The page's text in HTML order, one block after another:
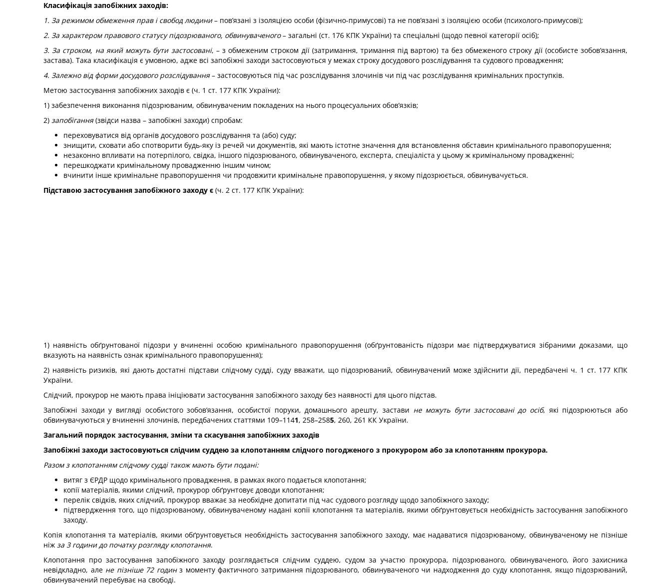
Класифікація запобіжних заходів:
1. За режимом обмеження прав і свобод людини– пов’язані з ізоляцією особи (фізично-примусові) та не пов’язані з ізоляцією особи (психолого-примусові);
2. За характером правового статусу підозрюваного, обвинуваченого– загальні (ст. 176 КПК України) та спеціальні (щодо певної категорії осіб);
3. За строком, на який можуть бути застосовані, – з обмеженим строком дії (затримання, тримання під вартою) та без обмеженого строку дії (особисте зобов’язання,
застава). Така класифікація є умовною, адже всі запобіжні заходи застосовуються у межах строку досудового розслідування та судового провадження;
4. Залежно від форми досудового розслідування– застосовуються під час розслідування злочинів чи під час розслідування кримінальних проступків.
Метою застосування запобіжних заходів є (ч. 1 ст. 177 КПК України):
1) забезпечення виконання підозрюваним, обвинуваченим покладених на нього процесуальних обов’язків;
2) запобігання(звідси назва – запобіжні заходи) спробам:
переховуватися від органів досудового розслідування та (або) суду;
знищити, сховати або спотворити будь-яку із речей чи документів, які мають істотне значення для встановлення обставин кримінального правопорушення;
незаконно впливати на потерпілого, свідка, іншого підозрюваного, обвинуваченого, експерта, спеціаліста у цьому ж кримінальному провадженні;
перешкоджати кримінальному провадженню іншим чином;
вчинити інше кримінальне правопорушення чи продовжити кримінальне правопорушення, у якому підозрюється, обвинувачується.
Підставою застосування запобіжного заходу є (ч. 2 ст. 177 КПК України):
1) наявність обґрунтованої підозри у вчиненні особою кримінального правопорушення (обґрунтованість підозри має підтверджуватися зібраними доказами, що
вказують на наявність ознак кримінального правопорушення);
2) наявність ризиків, які дають достатні підстави слідчому судді, суду вважати, що підозрюваний, обвинувачений може здійснити дії, передбачені ч. 1 ст. 177 КПК
України.
Слідчий, прокурор не мають права ініціювати застосування запобіжного заходу без наявності для цього підстав.
Запобіжні заходи у вигляді особистого зобов’язання, особистої поруки, домашнього арешту, застави не можуть бути застосовані до осіб, які підозрюються або
обвинувачуються у вчиненні злочинів, передбачених статтями 109–1141, 258–2585, 260, 261 КК України.
Загальний порядок застосування, зміни та скасування запобіжних заходів
Запобіжні заходи застосовуються слідчим суддею за клопотанням слідчого погодженого з прокурором або за клопотанням прокурора.
Разом з клопотанням слідчому судді також мають бути подані:
витяг з ЄРДР щодо кримінального провадження, в рамках якого подається клопотання;
копії матеріалів, якими слідчий, прокурор обґрунтовує доводи клопотання;
перелік свідків, яких слідчий, прокурор вважає за необхідне допитати під час судового розгляду щодо запобіжного заходу;
підтвердження того, що підозрюваному, обвинуваченому надані копії клопотання та матеріалів, якими обґрунтовується необхідність застосування запобіжного
заходу.
Копія клопотання та матеріалів, якими обґрунтовується необхідність застосування запобіжного заходу, має надаватися підозрюваному, обвинуваченому не пізніше
ніж за 3 години до початку розгляду клопотання.
Клопотання про застосування запобіжного заходу розглядається слідчим суддею, судом за участю прокурора, підозрюваного, обвинуваченого, його захисника
невідкладно, але не пізніше 72 годинз моменту фактичного затримання підозрюваного, обвинуваченого чи надходження до суду клопотання, якщо підозрюваний,
обвинувачений перебуває на свободі.